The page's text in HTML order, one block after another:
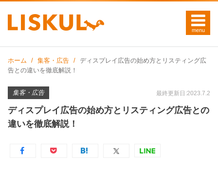
ホーム 集客・広告
ディスプレイ広告の始め方とリスティング広
告との違いを徹底解説！
集客・広告 最終更新日:2023.7.2
ディスプレイ広告の始め方とリスティング広告との
違いを徹底解説！